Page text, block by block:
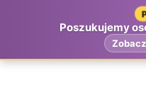
Poszukujemy